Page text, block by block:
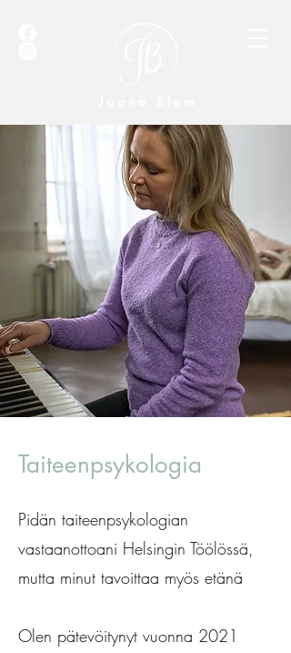
Taiteenpsykologia
Pidän taiteenpsykologian
vastaanottoani Helsingin Töölössä,
mutta minut tavoittaa myös etänä
Olen pätevöitynyt vuonna 2021